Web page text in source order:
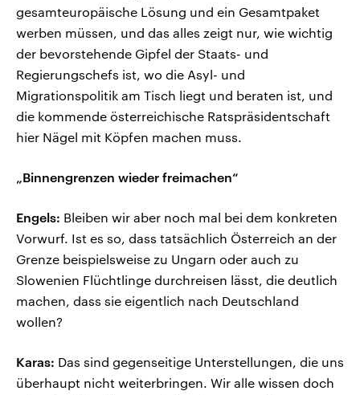
gesamteuropäische Lösung und ein Gesamtpaket
werben müssen, und das alles zeigt nur, wie wichtig
der bevorstehende Gipfel der Staats- und
Regierungschefs ist, wo die Asyl- und
Migrationspolitik am Tisch liegt und beraten ist, und
die kommende österreichische Ratspräsidentschaft
hier Nägel mit Köpfen machen muss.
„Binnengrenzen wieder freimachen“
Engels: Bleiben wir aber noch mal bei dem konkreten
Vorwurf. Ist es so, dass tatsächlich Österreich an der
Grenze beispielsweise zu Ungarn oder auch zu
Slowenien Flüchtlinge durchreisen lässt, die deutlich
machen, dass sie eigentlich nach Deutschland
wollen?
Karas: Das sind gegenseitige Unterstellungen, die uns
überhaupt nicht weiterbringen. Wir alle wissen doch